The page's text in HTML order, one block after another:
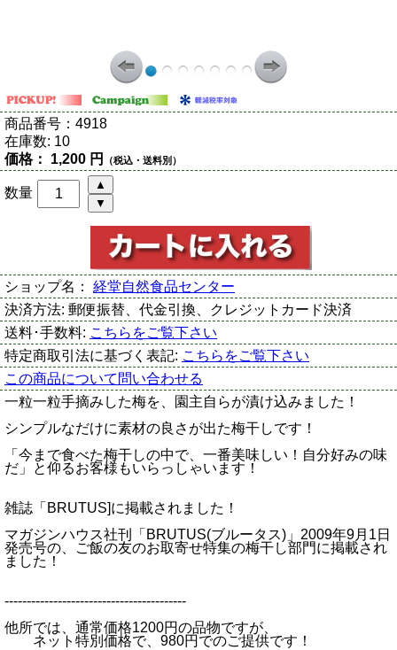
商品番号： 4918
在庫数: 10
価格： 1,200 円 （税込・送料別）
数量
ショップ名： 経堂自然食品センター
決済方法: 郵便振替、代金引換、クレジットカード決済
送料･手数料: こちらをご覧下さい
特定商取引法に基づく表記: こちらをご覧下さい
この商品について問い合わせる
一粒一粒手摘みした梅を、園主自らが漬け込みました！
シンプルなだけに素材の良さが出た梅干しです！
「今まで食べた梅干しの中で、一番美味しい！自分好みの味
だ」と仰るお客様もいらっしゃいます！
雑誌「BRUTUS]に掲載されました！
マガジンハウス社刊「BRUTUS(ブルータス)」2009年9月1日
発売号の、ご飯の友のお取寄せ特集の梅干し部門に掲載され
ました！
-----------------------------------------
他所では、通常価格1200円の品物ですが、
ネット特別価格で、980円でのご提供です！